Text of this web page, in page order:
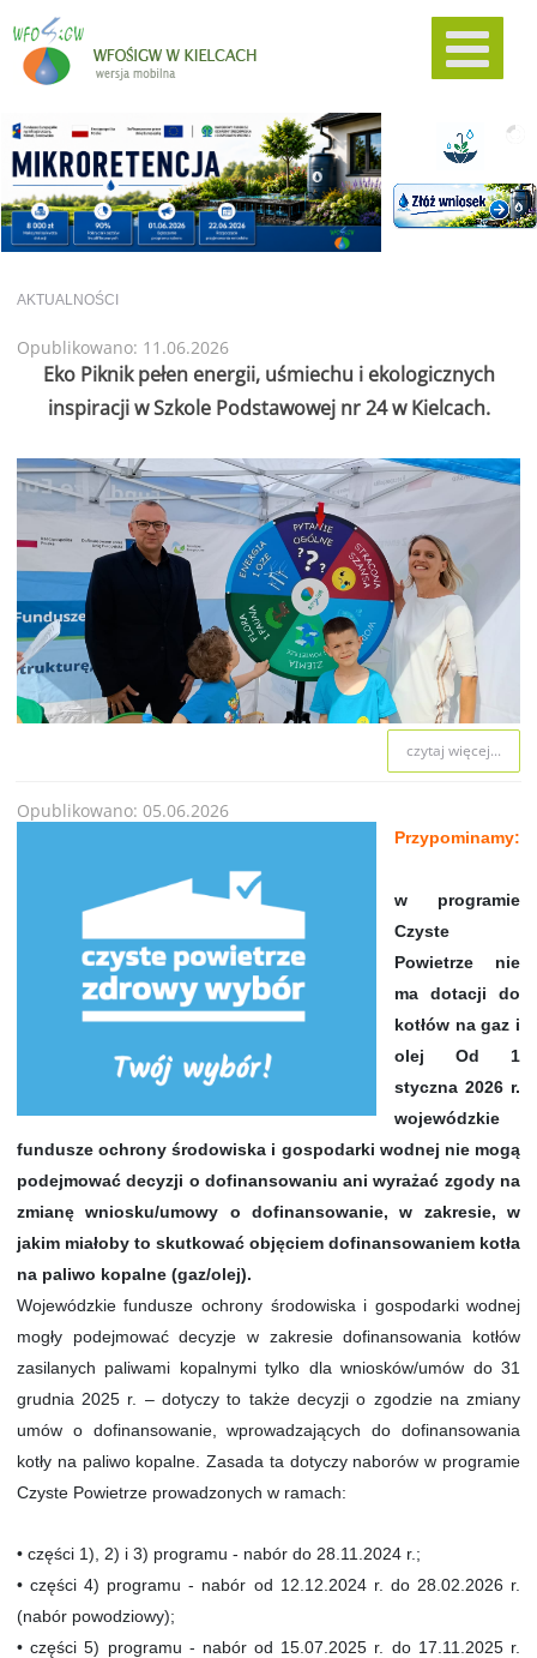
AKTUALNOŚCI
Opublikowano: 11.06.2026
Eko Piknik pełen energii, uśmiechu i ekologicznych
inspiracji w Szkole Podstawowej nr 24 w Kielcach.
czytaj więcej...
Opublikowano: 05.06.2026
Przypominamy:
w programie
Czyste
Powietrze nie
ma dotacji do
kotłów na gaz i
olej Od 1
styczna 2026 r.
wojewódzkie
fundusze ochrony środowiska i gospodarki wodnej nie mogą
podejmować decyzji o dofinansowaniu ani wyrażać zgody na
zmianę wniosku/umowy o dofinansowanie, w zakresie, w
jakim miałoby to skutkować objęciem dofinansowaniem kotła
na paliwo kopalne (gaz/olej).
Wojewódzkie fundusze ochrony środowiska i gospodarki wodnej
mogły podejmować decyzje w zakresie dofinansowania kotłów
zasilanych paliwami kopalnymi tylko dla wniosków/umów do 31
grudnia 2025 r. – dotyczy to także decyzji o zgodzie na zmiany
umów o dofinansowanie, wprowadzających do dofinansowania
kotły na paliwo kopalne. Zasada ta dotyczy naborów w programie
Czyste Powietrze prowadzonych w ramach:
• części 1), 2) i 3) programu - nabór do 28.11.2024 r.;
• części 4) programu - nabór od 12.12.2024 r. do 28.02.2026 r.
(nabór powodziowy);
• części 5) programu - nabór od 15.07.2025 r. do 17.11.2025 r.